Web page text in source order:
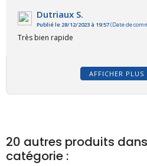
Dutriaux S.
Publié le 28/12/2023 à 19:57(Date de
Très bien rapide
AFFICHER PLUS
20 autres produits
catégorie :